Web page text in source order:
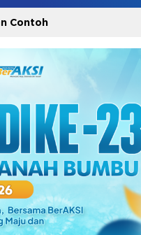
Contoh